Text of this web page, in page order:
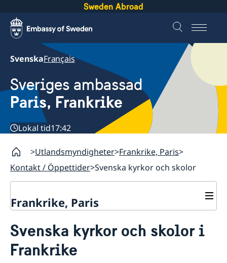
Sweden Abroad
SvenskaFrançais
Sveriges ambassad
Paris, Frankrike
Lokal tid17:42
Utlandsmyndigheter Frankrike, Paris
Kontakt / Öppettider Svenska kyrkor och skolor
Frankrike, Paris
Svenska institutioner
Svenska och nordiska föreningar
Svenska kyrkor och skolor
Svenska kyrkor och skolor i
Frankrike